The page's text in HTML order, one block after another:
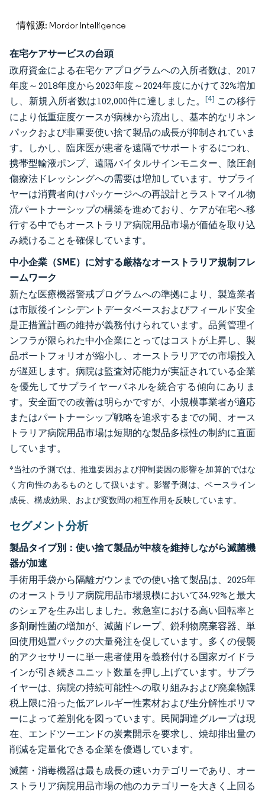
情報源: Mordor Intelligence
在宅ケアサービスの台頭
政府資金による在宅ケアプログラムへの入所者数は、2017
年度～2018年度から2023年度～2024年度にかけて32%増加
し、新規入所者数は102,000件に達しました。[4] この移行
により低重症度ケースが病棟から流出し、基本的なリネン
パックおよび非重要使い捨て製品の成長が抑制されていま
す。しかし、臨床医が患者を遠隔でサポートするにつれ、
携帯型輸液ポンプ、遠隔バイタルサインモニター、陰圧創
傷療法ドレッシングへの需要は増加しています。サプライ
ヤーは消費者向けパッケージへの再設計とラストマイル物
流パートナーシップの構築を進めており、ケアが在宅へ移
行する中でもオーストラリア病院用品市場が価値を取り込
み続けることを確保しています。
中小企業（SME）に対する厳格なオーストラリア規制フレ
ームワーク
新たな医療機器警戒プログラムへの準拠により、製造業者
は市販後インシデントデータベースおよびフィールド安全
是正措置計画の維持が義務付けられています。品質管理イ
ンフラが限られた中小企業にとってはコストが上昇し、製
品ポートフォリオが縮小し、オーストラリアでの市場投入
が遅延します。病院は監査対応能力が実証されている企業
を優先してサプライヤーパネルを統合する傾向にありま
す。安全面での改善は明らかですが、小規模事業者が適応
またはパートナーシップ戦略を追求するまでの間、オース
トラリア病院用品市場は短期的な製品多様性の制約に直面
しています。
*当社の予測では、推進要因および抑制要因の影響を加算的ではな
く方向性のあるものとして扱います。影響予測は、ベースライン
成長、構成効果、および変数間の相互作用を反映しています。
セグメント分析
製品タイプ別：使い捨て製品が中核を維持しながら滅菌機
器が加速
手術用手袋から隔離ガウンまでの使い捨て製品は、2025年
のオーストラリア病院用品市場規模において34.92%と最大
のシェアを生み出しました。救急室における高い回転率と
多剤耐性菌の増加が、滅菌ドレープ、鋭利物廃棄容器、単
回使用処置パックの大量発注を促しています。多くの侵襲
的アクセサリーに単一患者使用を義務付ける国家ガイドラ
インが引き続きユニット数量を押し上げています。サプラ
イヤーは、病院の持続可能性への取り組みおよび廃棄物課
税上限に沿った低アレルギー性素材および生分解性ポリマ
ーによって差別化を図っています。民間調達グループは現
在、エンドツーエンドの炭素開示を要求し、焼却排出量の
削減を定量化できる企業を優遇しています。
滅菌・消毒機器は最も成長の速いカテゴリーであり、オー
ストラリア病院用品市場の他のカテゴリーを大きく上回る